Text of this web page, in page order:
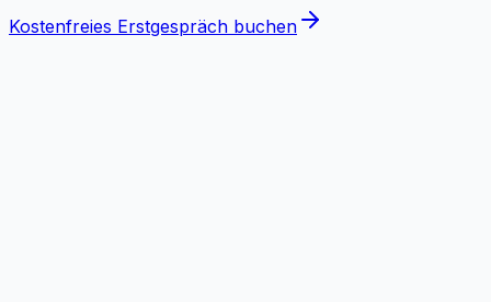
Kostenfreies Erstgespräch buchen